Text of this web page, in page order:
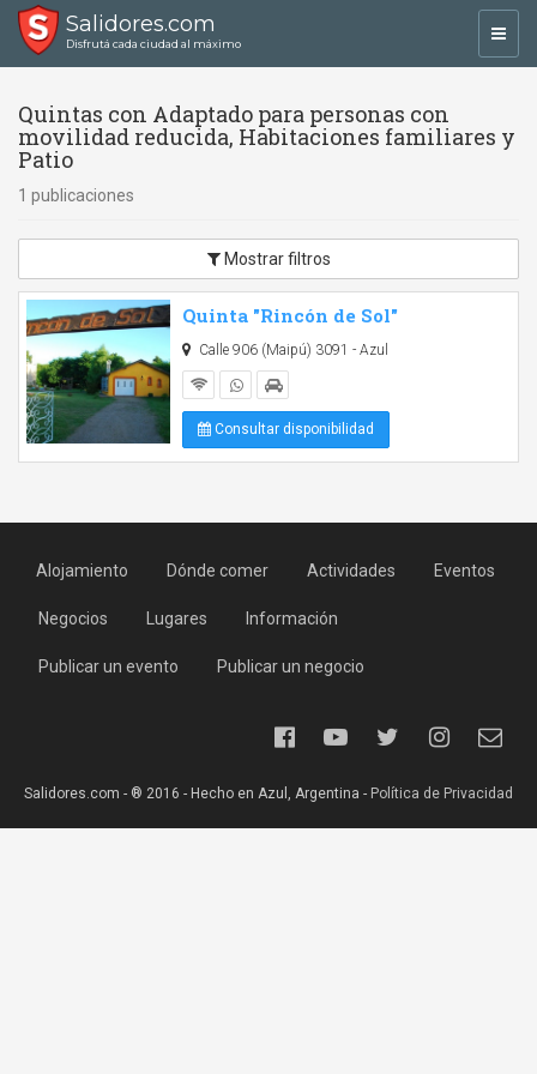
Salidores.com
Disfrutá cada ciudad al máximo
Quintas con Adaptado para personas con
movilidad reducida, Habitaciones familiares y
Patio
1 publicaciones
Mostrar filtros
Quinta "Rincón de Sol"
Calle 906 (Maipú) 3091 - Azul
Consultar disponibilidad
Alojamiento Dónde comer Actividades Eventos
Negocios Lugares Información
Publicar un evento Publicar un negocio
Salidores.com - ® 2016 - Hecho en Azul, Argentina - Política de Privacidad